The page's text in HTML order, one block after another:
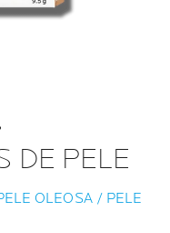
DE PELE
OLEOSA / PELE